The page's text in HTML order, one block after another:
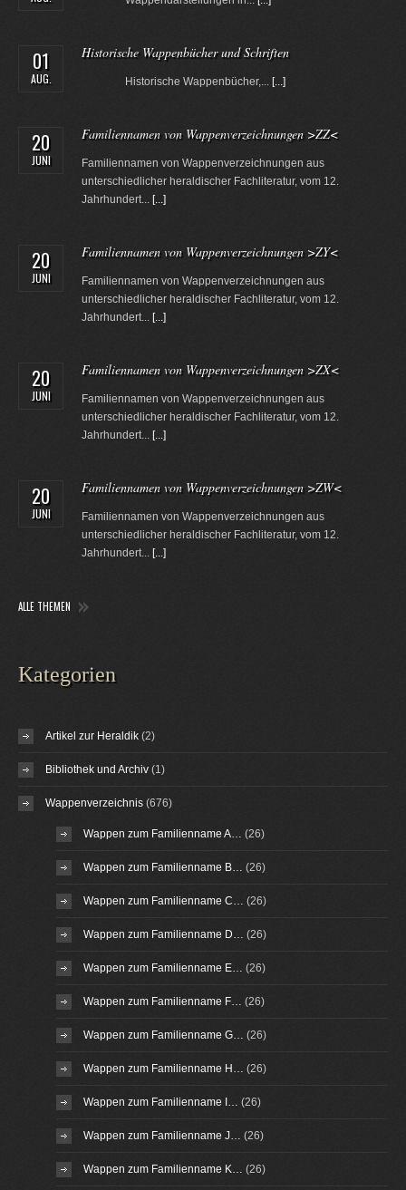
01
AUG.
Historische Wappenbücher und Schriften
Historische Wappenbücher,... [...]
20
JUNI
Familiennamen von Wappenverzeichnungen >ZZ<
Familiennamen von Wappenverzeichnungen aus
unterschiedlicher heraldischer Fachliteratur, vom 12.
Jahrhundert... [...]
20
JUNI
Familiennamen von Wappenverzeichnungen >ZY<
Familiennamen von Wappenverzeichnungen aus
unterschiedlicher heraldischer Fachliteratur, vom 12.
Jahrhundert... [...]
20
JUNI
Familiennamen von Wappenverzeichnungen >ZX<
Familiennamen von Wappenverzeichnungen aus
unterschiedlicher heraldischer Fachliteratur, vom 12.
Jahrhundert... [...]
20
JUNI
Familiennamen von Wappenverzeichnungen >ZW<
Familiennamen von Wappenverzeichnungen aus
unterschiedlicher heraldischer Fachliteratur, vom 12.
Jahrhundert... [...]
ALLE THEMEN
Kategorien
Artikel zur Heraldik (2)
Bibliothek und Archiv (1)
Wappenverzeichnis (676)
Wappen zum Familienname A… (26)
Wappen zum Familienname B… (26)
Wappen zum Familienname C… (26)
Wappen zum Familienname D… (26)
Wappen zum Familienname E… (26)
Wappen zum Familienname F… (26)
Wappen zum Familienname G… (26)
Wappen zum Familienname H… (26)
Wappen zum Familienname I… (26)
Wappen zum Familienname J… (26)
Wappen zum Familienname K… (26)